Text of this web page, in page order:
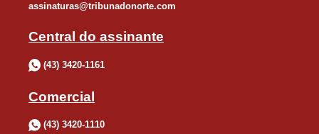
assinaturas@tribunadonorte.com
Central do assinante
(43) 3420-1161
Comercial
(43) 3420-1110